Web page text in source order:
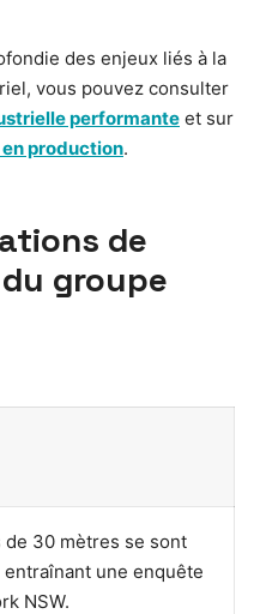
des enjeux liés à la
vous pouvez consulter
performante et sur
production.
de
groupe
de 30 mètres se sont
une enquête
NSW.